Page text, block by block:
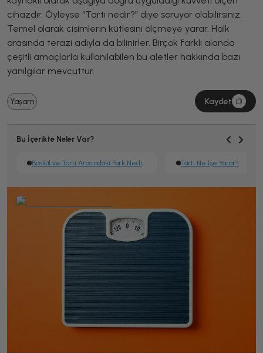
cihazdır. Öyleyse “Tartı nedir?” diye soruyor olabilirsiniz.
Temel olarak cisimlerin kütlesini ölçmeye yarar. Halk
arasında terazi adıyla da bilinirler. Birçok farklı alanda
çeşitli amaçlarla kullanılabilen bu aletler hakkında bazı
yanılgılar mevcuttur.
Yaşam Kaydet
Bu İçerikte Neler Var?
Baskül ve Tartı Arasındaki Fark Nedir? Tartı Ne İşe Yarar?